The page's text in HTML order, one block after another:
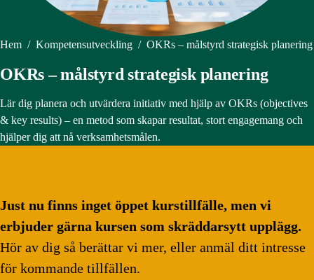
Hem / Kompetensutveckling / OKRs – målstyrd strategisk planering
OKRs – målstyrd strategisk planering
Lär dig planera och utvärdera initiativ med hjälp av OKRs (objectives
& key results) – en metod som skapar resultat, stort engagemang och
hjälper dig att nå verksamhetsmålen.
Just nu finns inget öppet kurstillfälle, men vi
erbjuder gärna kursen som skräddarsytt upplägg.
Hör av dig så berättar vi mer, eller anmäl ditt intresse
för kommande tillfällen.